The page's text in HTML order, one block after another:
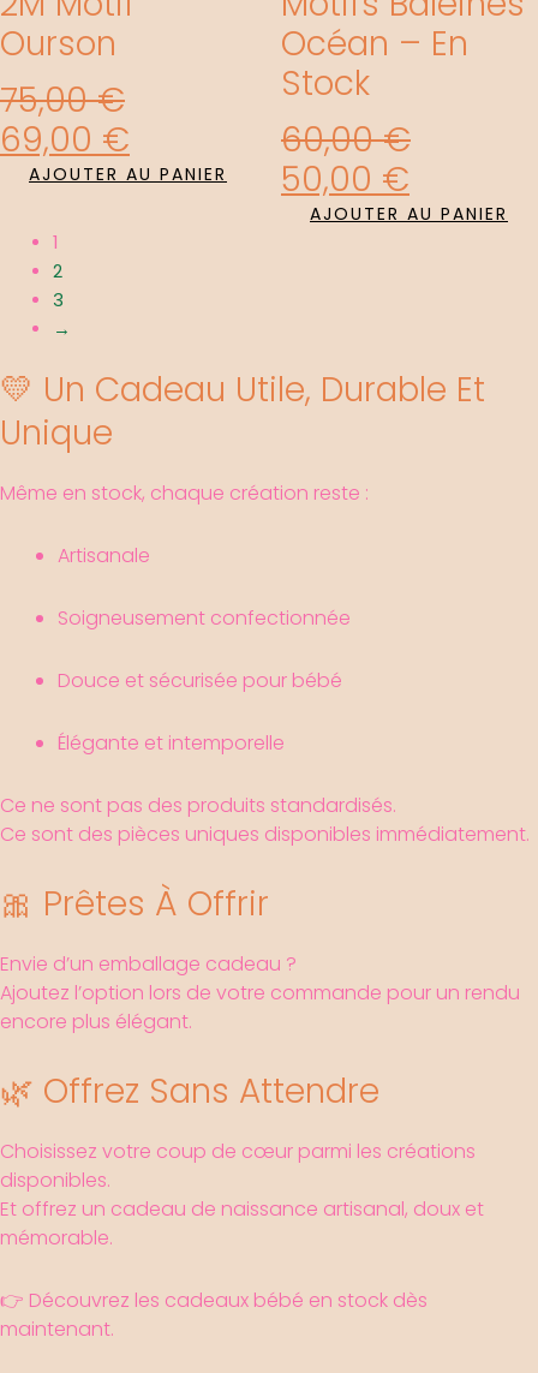
Ourson
75,00€
69,00 €
AJOUTER AU PANIER
Océan – En
Stock
60,00€
50,00 €
AJOUTER AU PANIER
1
2
3
→
💛 Un Cadeau Utile, Durable Et
Unique
Même en stock, chaque création reste :
Artisanale
Soigneusement confectionnée
Douce et sécurisée pour bébé
Élégante et intemporelle
Ce ne sont pas des produits standardisés.
Ce sont des pièces uniques disponibles immédiatement.
🎀 Prêtes À Offrir
Envie d’un emballage cadeau ?
Ajoutez l’option lors de votre commande pour un rendu
encore plus élégant.
🌿 Offrez Sans Attendre
Choisissez votre coup de cœur parmi les créations
disponibles.
Et offrez un cadeau de naissance artisanal, doux et
mémorable.
👉 Découvrez les cadeaux bébé en stock dès
maintenant.